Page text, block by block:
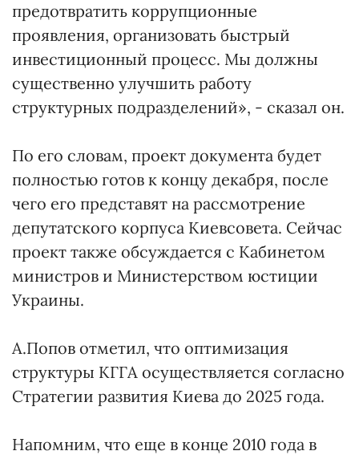
предотвратить коррупционные
проявления, организовать быстрый
инвестиционный процесс. Мы должны
существенно улучшить работу
структурных подразделений», - сказал он.
По его словам, проект документа будет
полностью готов к концу декабря, после
чего его представят на рассмотрение
депутатского корпуса Киевсовета. Сейчас
проект также обсуждается с Кабинетом
министров и Министерством юстиции
Украины.
А.Попов отметил, что оптимизация
структуры КГГА осуществляется согласно
Стратегии развития Киева до 2025 года.
Напомним, что еще в конце 2010 года в